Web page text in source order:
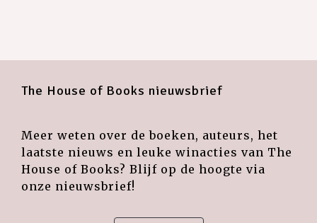
The House of Books nieuwsbrief
Meer weten over de boeken, auteurs, het
laatste nieuws en leuke winacties van The
House of Books? Blijf op de hoogte via
onze nieuwsbrief!